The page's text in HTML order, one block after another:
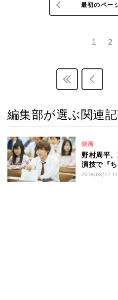
最初のペー
1 2
編集部が選ぶ関連
映画
野村周平
演技で『
2018/03/27